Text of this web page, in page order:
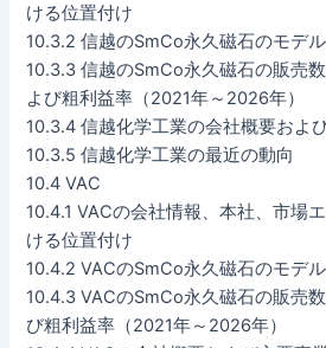
ける位置付け
10.3.2 信越のSmCo永久磁石のモデ
10.3.3 信越のSmCo永久磁石の販売
よび粗利益率（2021年～2026年）
10.3.4 信越化学工業の会社概要およ
10.3.5 信越化学工業の最近の動向
10.4 VAC
10.4.1 VACの会社情報、本社、市場
ける位置付け
10.4.2 VACのSmCo永久磁石のモデ
10.4.3 VACのSmCo永久磁石の販売
び粗利益率（2021年～2026年）